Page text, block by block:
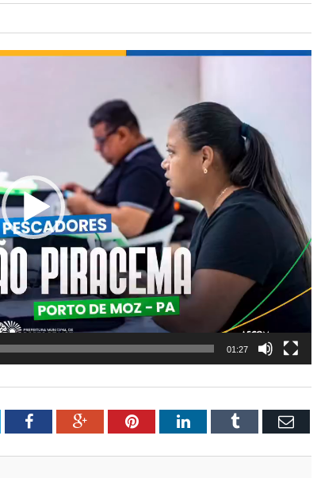
01:27
FacebookGoogle+PinterestLinkedInTumblr